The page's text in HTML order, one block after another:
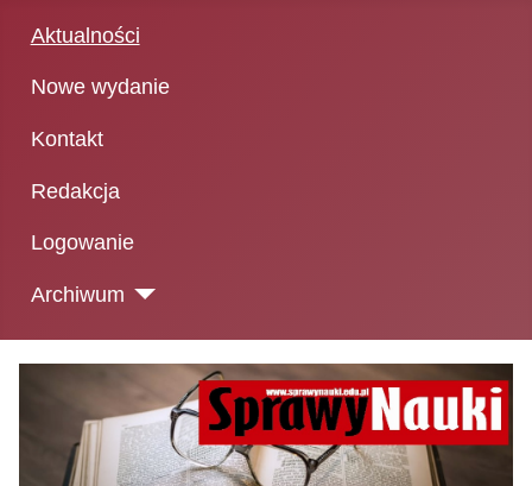
Aktualności
Nowe wydanie
Kontakt
Redakcja
Logowanie
Archiwum